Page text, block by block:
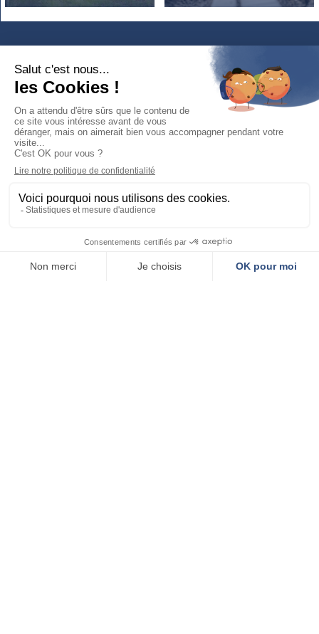
connectés
Newsletter :
Place Victor-Hugo
04 70 30 95 00